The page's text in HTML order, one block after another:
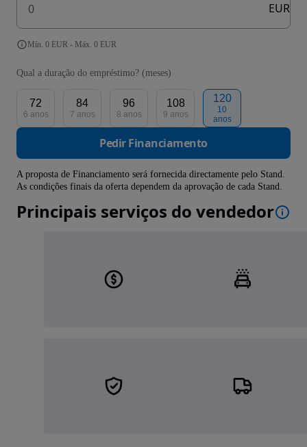
EUR
Mín. 0 EUR - Máx. 0 EUR
Qual a duração do empréstimo? (meses)
72
6 anos
84
7 anos
96
8 anos
108
9 anos
120
10
anos
Pedir Financiamento
A proposta de Financiamento será fornecida directamente pelo Stand.
As condições finais da oferta dependem da aprovação de cada Stand.
Principais serviços do vendedor